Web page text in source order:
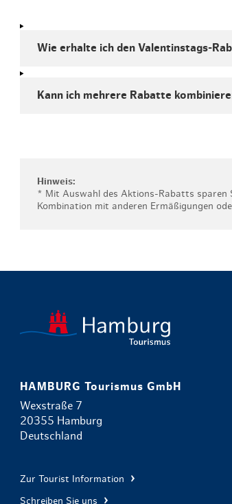
Wie erhalte ich den Valentinstags-
Kann ich mehrere Rabatte
Hinweis:
* Mit Auswahl des Aktions-Rabatts sparen
Kombination mit anderen Ermäßigungen
HAMBURG Tourismus GmbH
Wexstraße 7
20355 Hamburg
Deutschland
Zur Tourist Information
Schreiben Sie uns